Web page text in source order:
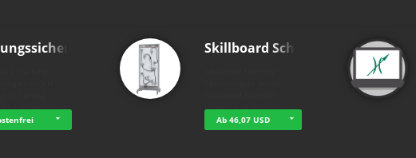
Grundlage…
Skillboard Schl…
Learning: Hydrauliks…
Ab 46,07 USD